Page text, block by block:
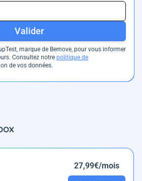
Valider
marque de Bemove, pour vous informer
Consultez notre politique de
de vos données.
27,99€/mois